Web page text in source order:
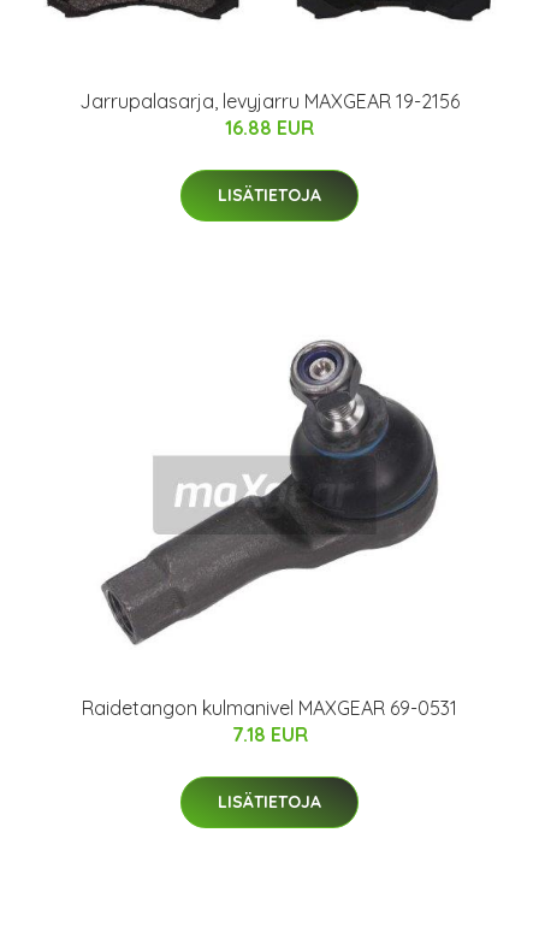
Jarrupalasarja, levyjarru MAXGEAR 19-2156
16.88 EUR
LISÄTIETOJA
Raidetangon kulmanivel MAXGEAR 69-0531
7.18 EUR
LISÄTIETOJA